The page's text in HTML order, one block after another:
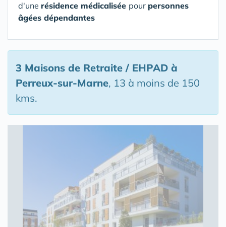
d'une résidence médicalisée pour personnes
âgées dépendantes
3 Maisons de Retraite / EHPAD à
Perreux-sur-Marne, 13 à moins de 150
kms.